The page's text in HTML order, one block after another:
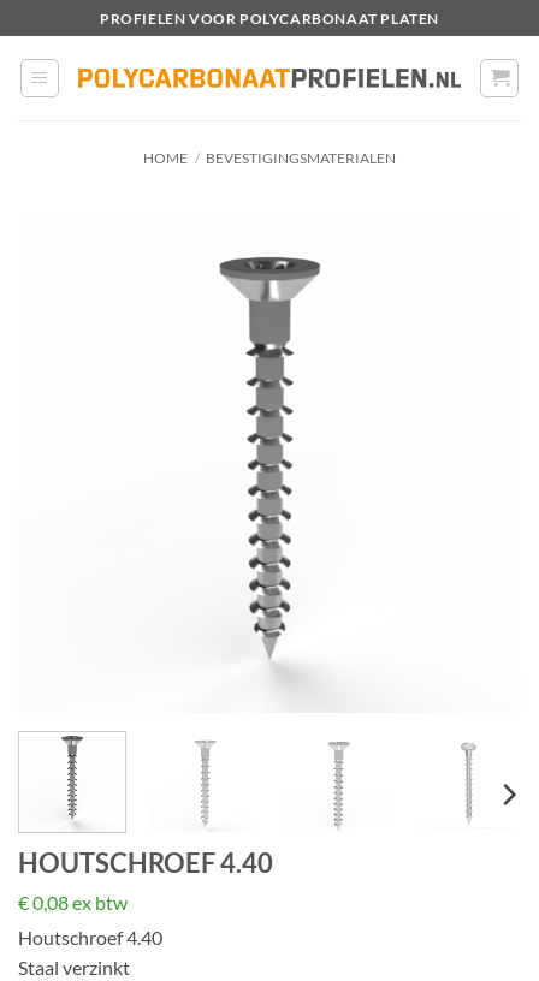
naar
inhoud
PROFIELEN VOOR POLYCARBONAAT PLATEN
HOME / BEVESTIGINGSMATERIALEN
HOUTSCHROEF 4.40
€0,08ex btw
Houtschroef 4.40
Staal verzinkt